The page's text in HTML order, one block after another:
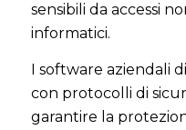
sensibili da accessi
informatici.
I software aziendali
con protocolli di
garantire la